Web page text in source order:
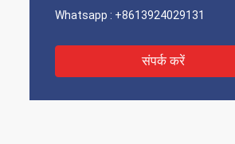
Whatsapp : +8613924029131
संपर्क करें